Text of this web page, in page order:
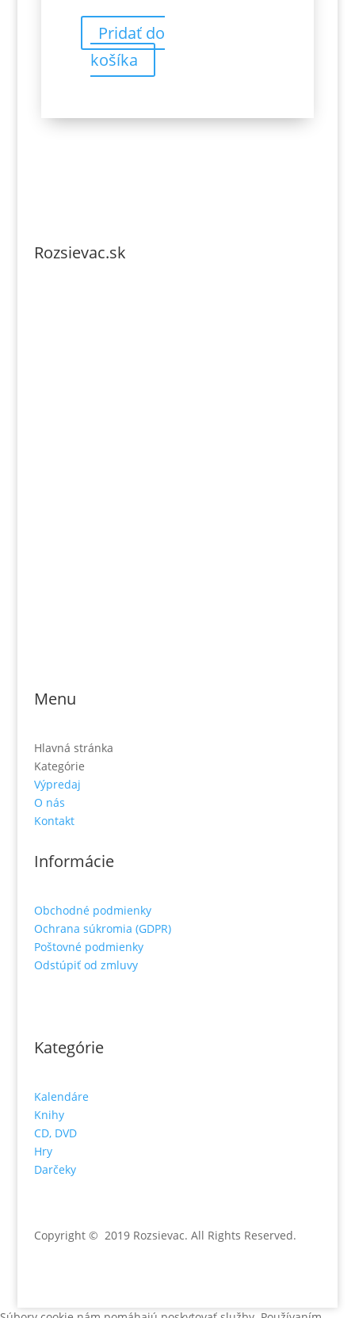
Pridať do
košíka
Rozsievac.sk
Menu
Hlavná stránka
Kategórie
Výpredaj
O nás
Kontakt
Informácie
Obchodné podmienky
Ochrana súkromia (GDPR)
Poštovné podmienky
Odstúpiť od zmluvy
Kategórie
Kalendáre
Knihy
CD, DVD
Hry
Darčeky
Copyright © 2019 Rozsievac. All Rights Reserved.